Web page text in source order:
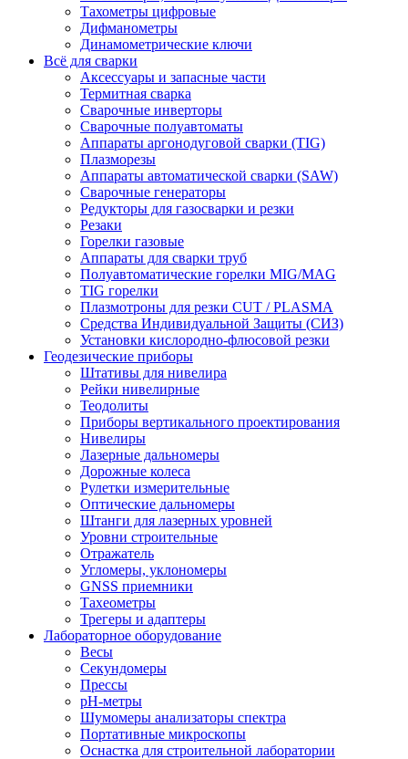
Тахометры цифровые
Дифманометры
Динамометрические ключи
Всё для сварки
Аксессуары и запасные части
Термитная сварка
Сварочные инверторы
Сварочные полуавтоматы
Аппараты аргонодуговой сварки (TIG)
Плазморезы
Аппараты автоматической сварки (SAW)
Сварочные генераторы
Редукторы для газосварки и резки
Резаки
Горелки газовые
Аппараты для сварки труб
Полуавтоматические горелки MIG/MAG
TIG горелки
Плазмотроны для резки CUT / PLASMA
Средства Индивидуальной Защиты (СИЗ)
Установки кислородно-флюсовой резки
Геодезические приборы
Штативы для нивелира
Рейки нивелирные
Теодолиты
Приборы вертикального проектирования
Нивелиры
Лазерные дальномеры
Дорожные колеса
Рулетки измерительные
Оптические дальномеры
Штанги для лазерных уровней
Уровни строительные
Отражатель
Угломеры, уклономеры
GNSS приемники
Тахеометры
Трегеры и адаптеры
Лабораторное оборудование
Весы
Секундомеры
Прессы
pH-метры
Шумомеры анализаторы спектра
Портативные микроскопы
Оснастка для строительной лаборатории